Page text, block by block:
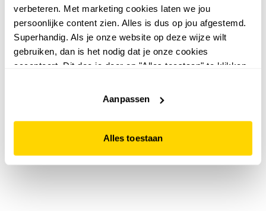
verbeteren. Met marketing cookies laten we jou
persoonlijke content zien. Alles is dus op jou afgestemd.
Superhandig. Als je onze website op deze wijze wilt
gebruiken, dan is het nodig dat je onze cookies
accepteert. Dit doe je door op "Alles toestaan" te klikken.
website niet optimaal functioneert.
Aanpassen
Alles toestaan